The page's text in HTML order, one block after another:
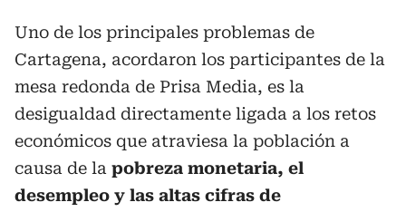
Uno de los principales problemas de
Cartagena, acordaron los participantes de la
mesa redonda de Prisa Media, es la
desigualdad directamente ligada a los retos
económicos que atraviesa la población a
causa de la pobreza monetaria, el
desempleo y las altas cifras de